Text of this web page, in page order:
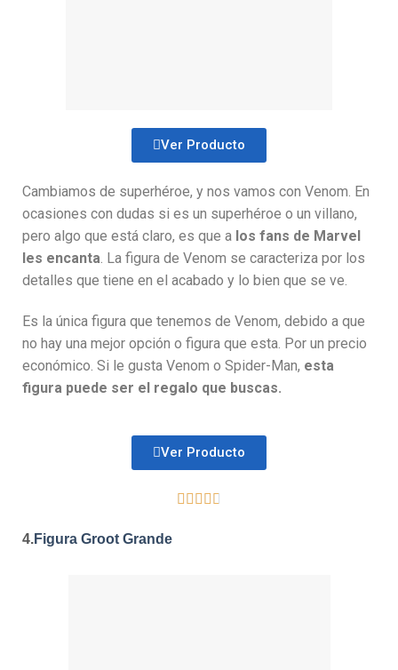
Ver Producto
Cambiamos de superhéroe, y nos vamos con Venom. En
ocasiones con dudas si es un superhéroe o un villano,
pero algo que está claro, es que a los fans de Marvel
les encanta. La figura de Venom se caracteriza por los
detalles que tiene en el acabado y lo bien que se ve.
Es la única figura que tenemos de Venom, debido a que
no hay una mejor opción o figura que esta. Por un precio
económico. Si le gusta Venom o Spider-Man, esta
figura puede ser el regalo que buscas.
Ver Producto
    
4.Figura Groot Grande